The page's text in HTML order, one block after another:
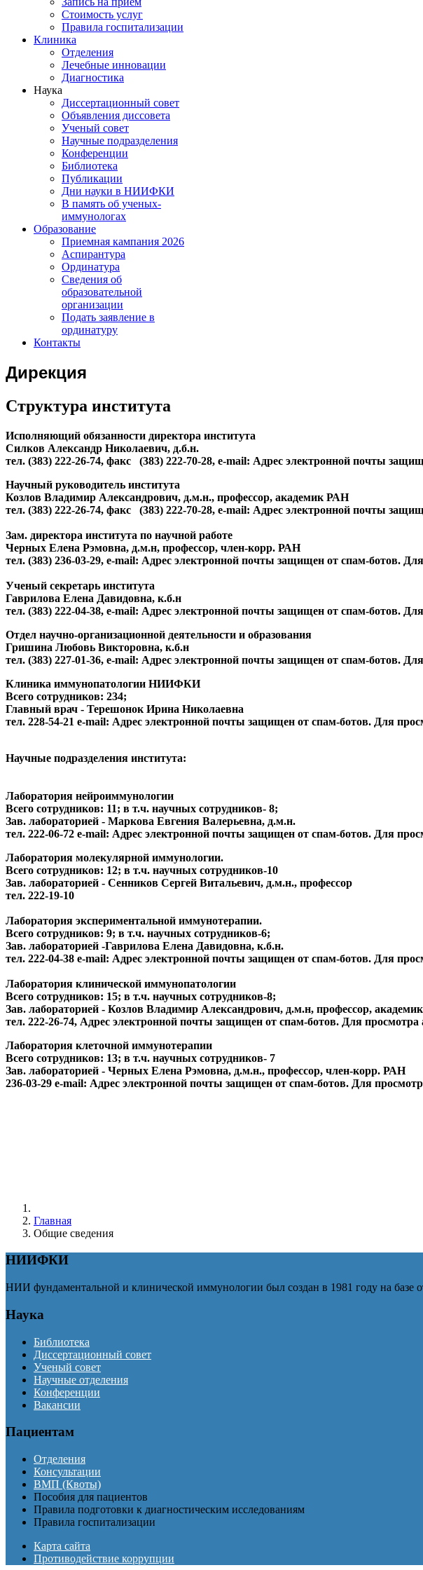
Стоимость услуг
Правила госпитализации
Клиника
Отделения
Лечебные инновации
Диагностика
Наука
Диссертационный совет
Объявления диссовета
Ученый совет
Научные подразделения
Конференции
Библиотека
Публикации
Дни науки в НИИФКИ
В память об ученых-
иммунологах
Образование
Приемная кампания 2026
Аспирантура
Ординатура
Сведения об
образовательной
организации
Подать заявление в
ординатуру
Контакты
Дирекция
Структура института
Исполняющий обязанности директора института
Силков Александр Николаевич, д.б.н.
тел. (383) 222-26-74, факс (383) 222-70-28, e-mail: Адрес электронной почты
Научный руководитель института
Козлов Владимир Александрович, д.м.н., профессор, академик РАН
тел. (383) 222-26-74, факс
(383) 222-70-28, e-mail: Адрес электронной почты
Зам. директора института по научной работе
Черных Елена Рэмовна, д.м.н, профессор, член-корр. РАН
тел. (383) 236-03-29, e-mail: Адрес электронной почты защищен от спам-ботов.
Ученый секретарь института
Гаврилова Елена Давидовна, к.б.н
тел. (383) 222-04-38, e-mail: Адрес электронной почты защищен от спам-ботов.
Отдел научно-организационной деятельности и образования
Гришина Любовь Викторовна, к.б.н
тел. (383) 227-01-36, e-mail: Адрес электронной почты защищен от спам-ботов.
Клиника иммунопатологии НИИФКИ
Всего сотрудников: 234;
Главный врач - Терешонок Ирина Николаевна
тел. 228-54-21 e-mail: Адрес электронной почты защищен от спам-ботов. Для
Научные подразделения института:
Лаборатория нейроиммунологии
Всего сотрудников: 11; в т.ч. научных сотрудников- 8;
Зав. лабораторией - Маркова Евгения Валерьевна, д.м.н.
тел. 222-06-72 e-mail: Адрес электронной почты защищен от спам-ботов. Для
Лаборатория молекулярной иммунологии.
Всего сотрудников: 12; в т.ч. научных сотрудников-10
Зав. лабораторией - Сенников Сергей Витальевич, д.м.н., профессор
тел. 222-19-10
Лаборатория экспериментальной иммунотерапии.
Всего сотрудников: 9; в т.ч. научных сотрудников-6;
Зав. лабораторией -Гаврилова Елена Давидовна, к.б.н.
тел. 222-04-38 e-mail: Адрес электронной почты защищен от спам-ботов. Для
Лаборатория клинической иммунопатологии
Всего сотрудников: 15; в т.ч. научных сотрудников-8;
Зав. лабораторией - Козлов Владимир Александрович, д.м.н, профессор,
тел. 222-26-74, Адрес электронной почты защищен от спам-ботов. Для просмотра
Лаборатория клеточной иммунотерапии
Всего сотрудников: 13; в т.ч. научных сотрудников- 7
Зав. лабораторией - Черных Елена Рэмовна, д.м.н., профессор, член-корр. РАН
236-03-29 e-mail: Адрес электронной почты защищен от спам-ботов. Для
Главная
Общие сведения
НИИФКИ
НИИ фундаментальной и клинической иммунологии был создан в 1981 году на
Наука
Библиотека
Диссертационный совет
Ученый совет
Научные отделения
Конференции
Вакансии
Пациентам
Отделения
Консультации
ВМП (Квоты)
Пособия для пациентов
Правила подготовки к диагностическим исследованиям
Правила госпитализации
Карта сайта
Противодействие коррупции